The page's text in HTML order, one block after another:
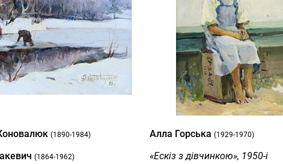
(1890-1984)
(1864-1962)
Алла Горська(1929-1970)
«Ескіз з дівчинкою», 1950-і